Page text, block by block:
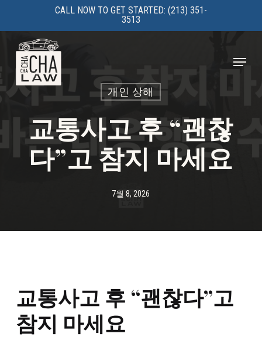
main
content
CALL NOW TO GET STARTED: (213) 351-
3513
Menu
개인 상해
교통사고 후 “괜찮
다”고 참지 마세요
7월 8, 2026
교통사고 후 “괜찮다”고
참지 마세요